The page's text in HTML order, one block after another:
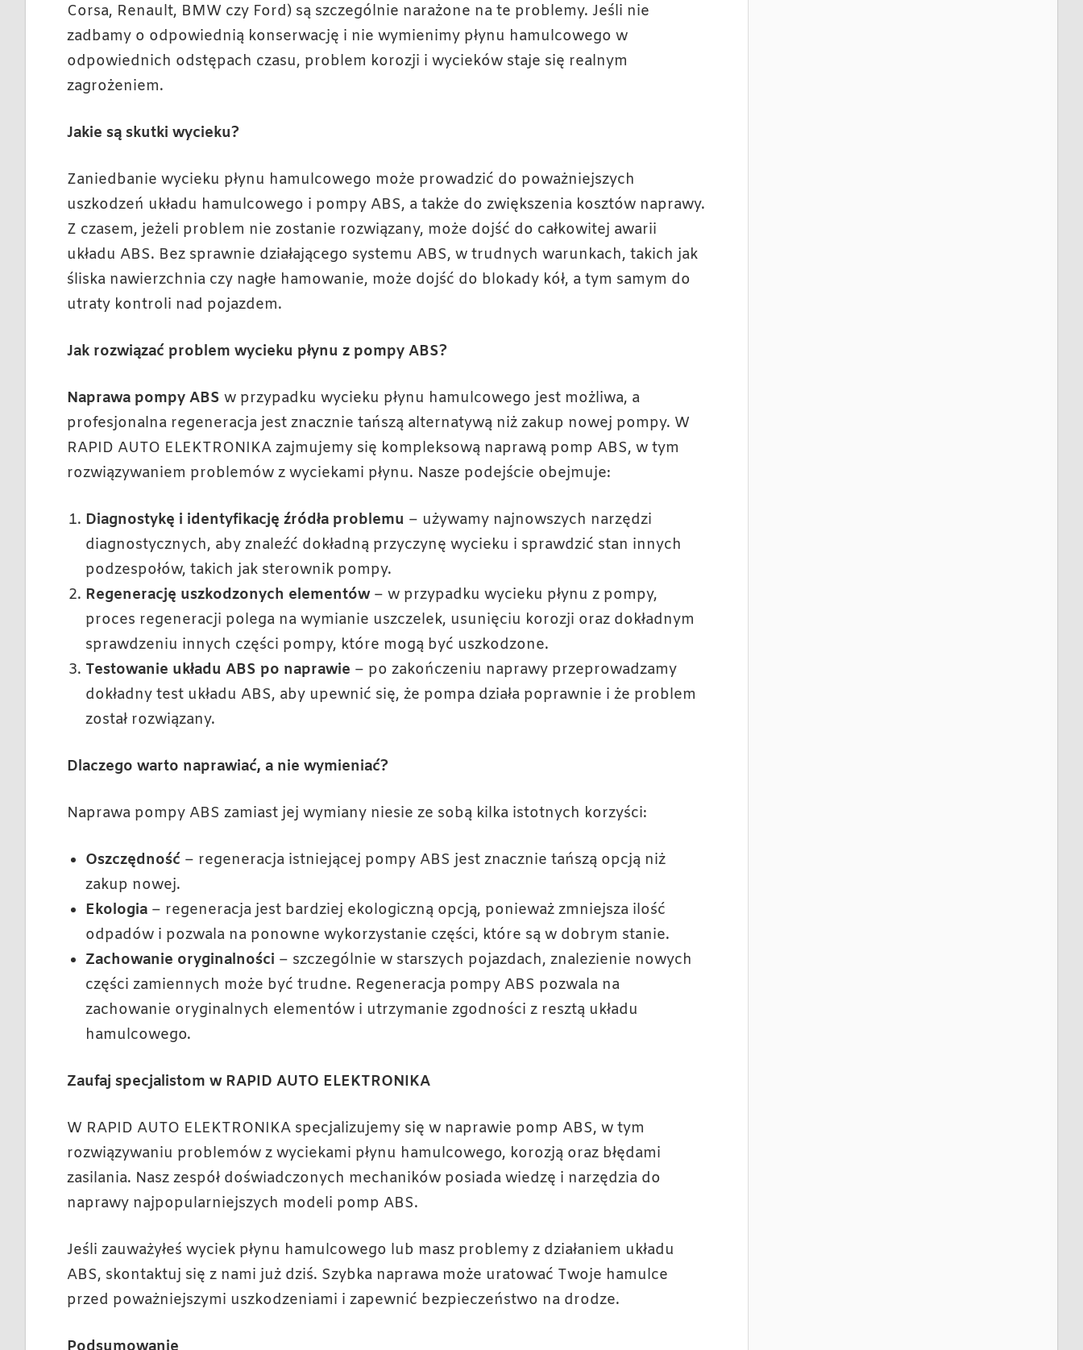
Corsa, Renault, BMW czy Ford) są szczególnie narażone na te problemy. Jeśli nie
zadbamy o odpowiednią konserwację i nie wymienimy płynu hamulcowego w
odpowiednich odstępach czasu, problem korozji i wycieków staje się realnym
zagrożeniem.
Jakie są skutki wycieku?
Zaniedbanie wycieku płynu hamulcowego może prowadzić do poważniejszych
uszkodzeń układu hamulcowego i pompy ABS, a także do zwiększenia kosztów naprawy.
Z czasem, jeżeli problem nie zostanie rozwiązany, może dojść do całkowitej awarii
układu ABS. Bez sprawnie działającego systemu ABS, w trudnych warunkach, takich jak
śliska nawierzchnia czy nagłe hamowanie, może dojść do blokady kół, a tym samym do
utraty kontroli nad pojazdem.
Jak rozwiązać problem wycieku płynu z pompy ABS?
Naprawa pompy ABS w przypadku wycieku płynu hamulcowego jest możliwa, a
profesjonalna regeneracja jest znacznie tańszą alternatywą niż zakup nowej pompy. W
RAPID AUTO ELEKTRONIKA zajmujemy się kompleksową naprawą pomp ABS, w tym
rozwiązywaniem problemów z wyciekami płynu. Nasze podejście obejmuje:
Diagnostykę i identyfikację źródła problemu – używamy najnowszych narzędzi
diagnostycznych, aby znaleźć dokładną przyczynę wycieku i sprawdzić stan innych
podzespołów, takich jak sterownik pompy.
Regenerację uszkodzonych elementów– w przypadku wycieku płynu z pompy,
proces regeneracji polega na wymianie uszczelek, usunięciu korozji oraz dokładnym
sprawdzeniu innych części pompy, które mogą być uszkodzone.
Testowanie układu ABS po naprawie – po zakończeniu naprawy przeprowadzamy
dokładny test układu ABS, aby upewnić się, że pompa działa poprawnie i że problem
został rozwiązany.
Dlaczego warto naprawiać, a nie wymieniać?
Naprawa pompy ABS zamiast jej wymiany niesie ze sobą kilka istotnych korzyści:
Oszczędność – regeneracja istniejącej pompy ABS jest znacznie tańszą opcją niż
zakup nowej.
Ekologia– regeneracja jest bardziej ekologiczną opcją, ponieważ zmniejsza ilość
odpadów i pozwala na ponowne wykorzystanie części, które są w dobrym stanie.
Zachowanie oryginalności – szczególnie w starszych pojazdach, znalezienie nowych
części zamiennych może być trudne. Regeneracja pompy ABS pozwala na
zachowanie oryginalnych elementów i utrzymanie zgodności z resztą układu
hamulcowego.
Zaufaj specjalistom w RAPID AUTO ELEKTRONIKA
W RAPID AUTO ELEKTRONIKA specjalizujemy się w naprawie pomp ABS, w tym
rozwiązywaniu problemów z wyciekami płynu hamulcowego, korozją oraz błędami
zasilania. Nasz zespół doświadczonych mechaników posiada wiedzę i narzędzia do
naprawy najpopularniejszych modeli pomp ABS.
Jeśli zauważyłeś wyciek płynu hamulcowego lub masz problemy z działaniem układu
ABS, skontaktuj się z nami już dziś. Szybka naprawa może uratować Twoje hamulce
przed poważniejszymi uszkodzeniami i zapewnić bezpieczeństwo na drodze.